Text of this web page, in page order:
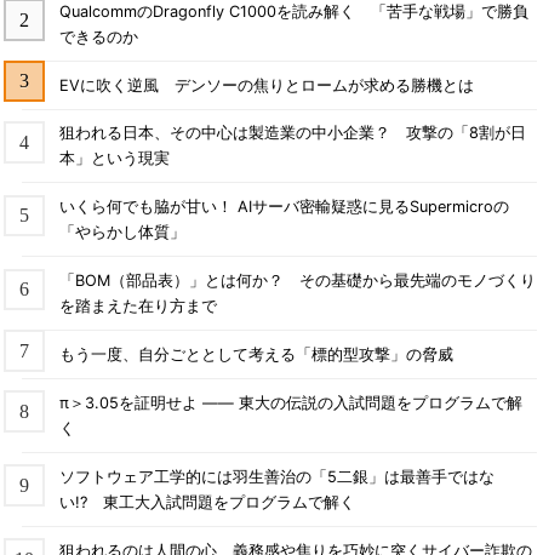
QualcommのDragonfly C1000を読み解く 「苦手な戦場」で勝負
できるのか
EVに吹く逆風 デンソーの焦りとロームが求める勝機とは
狙われる日本、その中心は製造業の中小企業？ 攻撃の「8割が日
本」という現実
いくら何でも脇が甘い！ AIサーバ密輸疑惑に見るSupermicroの
「やらかし体質」
「BOM（部品表）」とは何か？ その基礎から最先端のモノづくり
を踏まえた在り方まで
もう一度、自分ごととして考える「標的型攻撃」の脅威
π＞3.05を証明せよ ―― 東大の伝説の入試問題をプログラムで解
く
ソフトウェア工学的には羽生善治の「5二銀」は最善手ではな
い!? 東工大入試問題をプログラムで解く
狙われるのは人間の心 義務感や焦りを巧妙に突くサイバー詐欺の